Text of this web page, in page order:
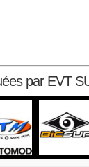
par EVT